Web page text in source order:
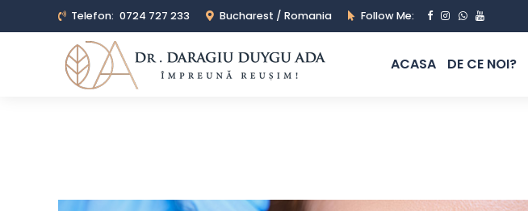
Telefon: 0724 727 233 Bucharest / Romania Follow Me:
ACASA DE CE NOI?